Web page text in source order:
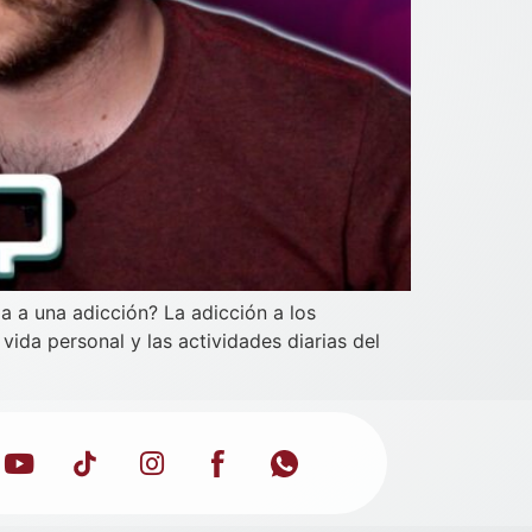
a una adicción? La adicción a los
personal y las actividades diarias del